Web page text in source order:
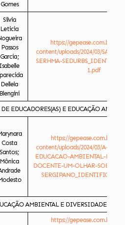
Gomes
Silvia
Leticia
Passos
Garcia;
Isabelle
Dellela
Blengini
https://gepease.com.br/
content/uploads/2024/03/SALA-
SERHMA-
1.pdf
EDUCADORES(AS) E EDUCAÇÃO
Costa
Santos;
Mônica
https://gepease.com.br/
content/uploads/2024/03/A-
EDUCACAO-AMBIENTAL-NA-
DOCENTE-UM-OLHAR-SOBRE-
AMBIENTAL E DIVERSIDADES
https://gepease.com.br/